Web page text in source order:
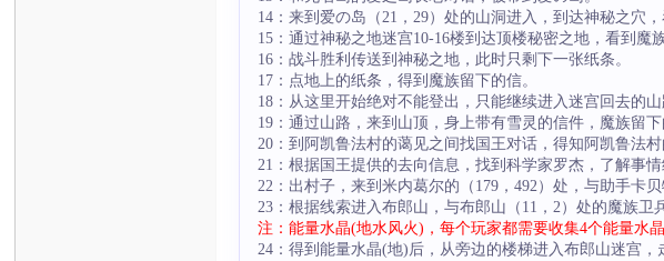
14：来到爱の岛（21，29）处的山洞进入，到达神秘之穴，
15：通过神秘之地迷宫10-16楼到达顶楼秘密之地，看到魔
16：战斗胜利传送到神秘之地，此时只剩下一张纸条。
17：点地上的纸条，得到魔族留下的信。
18：从这里开始绝对不能登出，只能继续进入迷宫回去的
19：通过山路，来到山顶，身上带有雪灵的信件，魔族留
20：到阿凯鲁法村的蔼见之间找国王对话，得知阿凯鲁法村
21：根据国王提供的去向信息，找到科学家罗杰，了解事
22：出村子，来到米内葛尔的（179，492）处，与助手卡
23：根据线索进入布郎山，与布郎山（11，2）处的魔族
注：能量水晶(地水风火)，每个玩家都需要收集4个能量水
24：得到能量水晶(地)后，从旁边的楼梯进入布郎山迷宫，